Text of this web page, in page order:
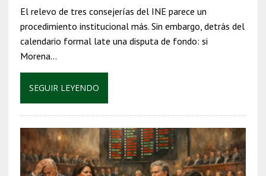
El relevo de tres consejerías del INE parece un
procedimiento institucional más. Sin embargo, detrás del
calendario formal late una disputa de fondo: si
Morena…
SEGUIR LEYENDO